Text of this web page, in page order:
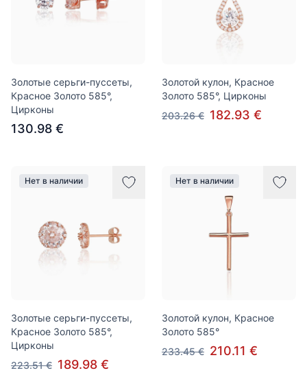
Золотые серьги-пуссеты,
Красное Золото 585°,
Цирконы
130.98 €
Золотой кулон, Красное
Золото 585°, Цирконы
203.26 € 182.93 €
Нет в наличии
Золотые серьги-пуссеты,
Красное Золото 585°,
Цирконы
223.51 € 189.98 €
Нет в наличии
Золотой кулон, Красное
Золото 585°
233.45 € 210.11 €